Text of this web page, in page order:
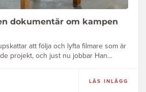
en dokumentär om kampen
att följa och lyfta filmare som är
projekt, och just nu jobbar Han...
LÄS INLÄGG